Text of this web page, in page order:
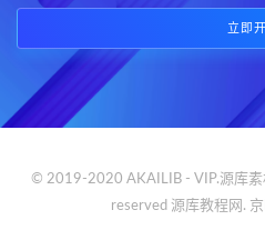
立即
© 2019-2020 AKAILIB - VIP.源库素
reserved 源库教程网.